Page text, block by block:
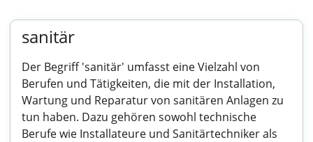
sanitär
Der Begriff 'sanitär' umfasst eine Vielzahl von
Berufen und Tätigkeiten, die mit der Installation,
Wartung und Reparatur von sanitären Anlagen zu
tun haben. Dazu gehören sowohl technische
Berufe wie Installateure und Sanitärtechniker als